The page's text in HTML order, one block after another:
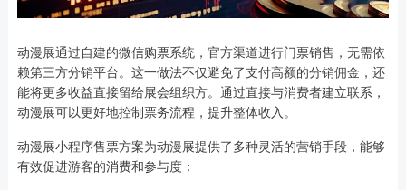
动漫展通过自建的微信购票系统，官方渠道进行门票销售，无需依
赖第三方分销平台。这一做法不仅避免了支付高额的分销佣金，还
能将更多收益直接留给展会组织方。通过直接与消费者建立联系，
动漫展可以更好地控制票务流程，提升整体收入。
动漫展小程序售票方案为动漫展提供了多种灵活的营销手段，能够
有效促进游客的消费和参与度：